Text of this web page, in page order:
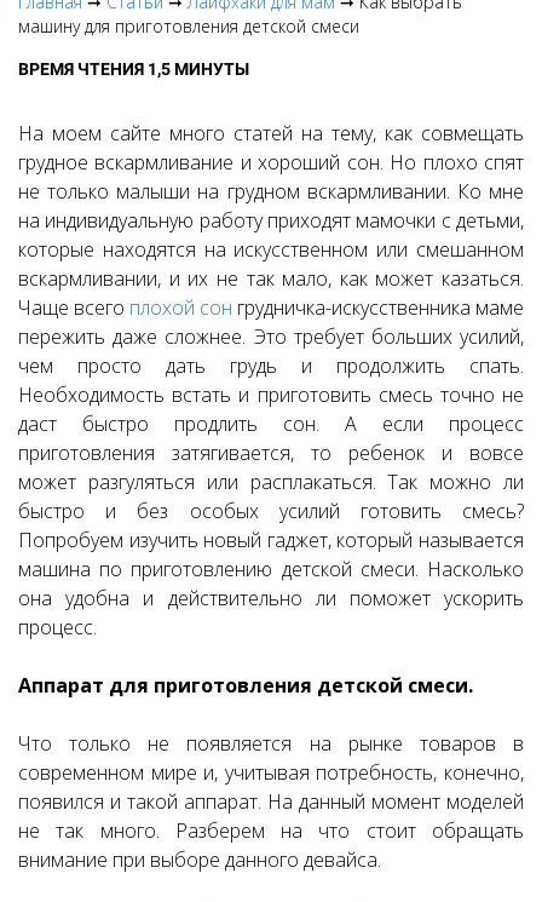
машину для приготовления детской смеси
ВРЕМЯ ЧТЕНИЯ 1,5 МИНУТЫ
На моем сайте много статей на тему, как совмещать
грудное вскармливание и хороший сон. Но плохо спят
не только малыши на грудном вскармливании. Ко мне
на индивидуальную работу приходят мамочки с детьми,
которые находятся на искусственном или смешанном
вскармливании, и их не так мало, как может казаться.
Чаще всего плохой сон грудничка-искусственника маме
пережить даже сложнее. Это требует больших усилий,
чем просто дать грудь и продолжить спать.
Необходимость встать и приготовить смесь точно не
даст быстро продлить сон. А если процесс
приготовления затягивается, то ребенок и вовсе
может разгуляться или расплакаться. Так можно ли
быстро и без особых усилий готовить смесь?
Попробуем изучить новый гаджет, который называется
машина по приготовлению детской смеси. Насколько
она удобна и действительно ли поможет ускорить
процесс.
Аппарат для приготовления детской смеси.
Что только не появляется на рынке товаров в
современном мире и, учитывая потребность, конечно,
появился и такой аппарат. На данный момент моделей
не так много. Разберем на что стоит обращать
внимание при выборе данного девайса.